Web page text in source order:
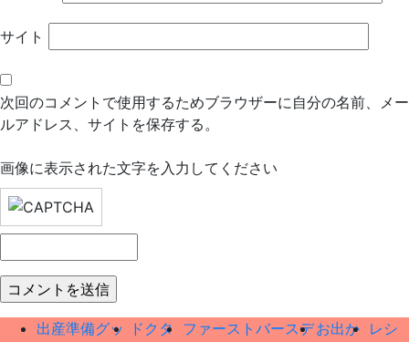
サイト
次回のコメントで使用するためブラウザーに自分の名前、メー
ルアドレス、サイトを保存する。
画像に表示された文字を入力してください
出産準備グッ
ドクタ
ファーストバースデお出か レシ